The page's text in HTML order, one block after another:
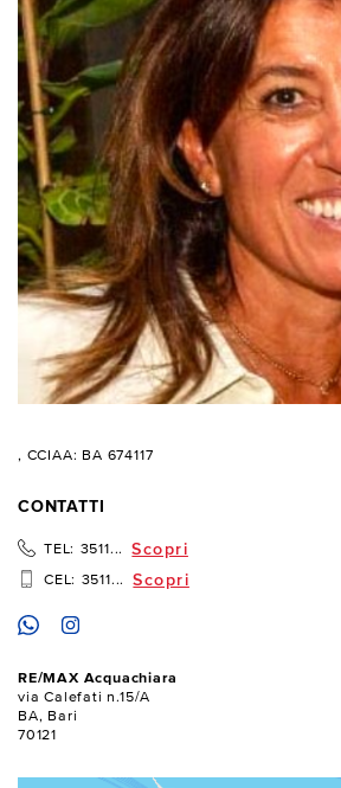
, CCIAA: BA 674117
CONTATTI
TEL: 3511... Scopri
CEL: 3511... Scopri
RE/MAX Acquachiara
via Calefati n.15/A
BA, Bari
70121